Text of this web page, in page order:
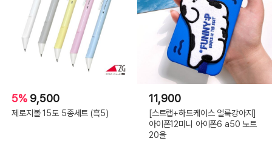
5% 9,500
제로지볼 15도 5종세트 (흑5)
11,900
[스트랩+하드케이스 얼룩강아지]
아이폰12미니 아이폰6 a50 노트
20울